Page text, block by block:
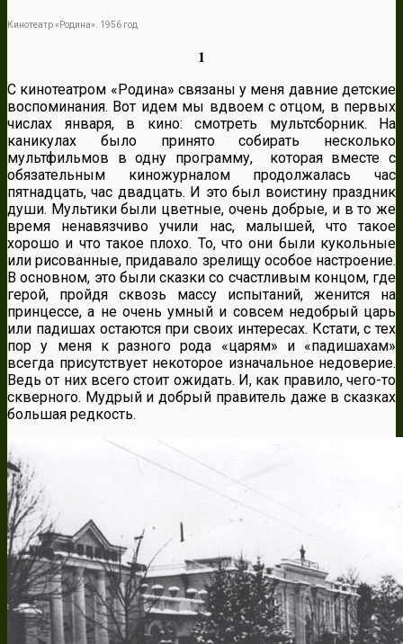
Кинотеатр «Родина». 1956 год
1
C кинотеатром «Родина» связаны у меня давние детские
воспоминания. Вот идем мы вдвоем с отцом, в первых
числах января, в кино: смотреть мультсборник. На
каникулах было принято собирать несколько
мультфильмов в одну программу, которая вместе с
обязательным киножурналом продолжалась час
пятнадцать, час двадцать. И это был воистину праздник
души. Мультики были цветные, очень добрые, и в то же
время ненавязчиво учили нас, малышей, что такое
хорошо и что такое плохо. То, что они были кукольные
или рисованные, придавало зрелищу особое настроение.
В основном, это были сказки со счастливым концом, где
герой, пройдя сквозь массу испытаний, женится на
принцессе, а не очень умный и совсем недобрый царь
или падишах остаются при своих интересах. Кстати, с тех
пор у меня к разного рода «царям» и «падишахам»
всегда присутствует некоторое изначальное недоверие.
Ведь от них всего стоит ожидать. И, как правило, чего-то
скверного. Мудрый и добрый правитель даже в сказках
большая редкость.